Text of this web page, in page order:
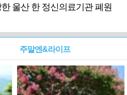
울산 한 정신의료기관 폐원
주말엔&라이프